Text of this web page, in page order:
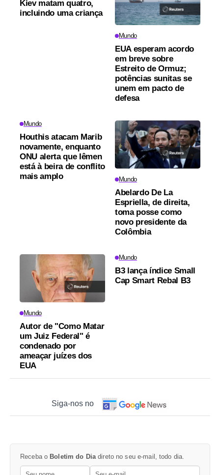
Kiev matam quatro,
incluindo uma criança
Mundo
EUA esperam acordo
em breve sobre
Estreito de Ormuz;
potências sunitas se
unem em pacto de
defesa
Mundo
Houthis atacam Marib
novamente, enquanto
ONU alerta que Iêmen
está à beira de conflito
mais amplo
Mundo
Abelardo De La
Espriella, de direita,
toma posse como
novo presidente da
Colômbia
Mundo
Autor de "Como Matar
um Juiz Federal" é
condenado por
ameaçar juízes dos
EUA
Mundo
B3 lança índice Small
Cap Smart Rebal B3
Siga-nos no
Receba o Boletim do Dia direto no seu e-mail, todo dia.